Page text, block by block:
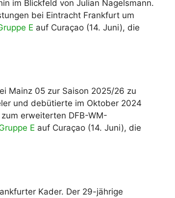
im Blickfeld von Julian Nagelsmann.
bei Eintracht Frankfurt um
E auf Curaçao (14. Juni), die
Mainz 05 zur Saison 2025/26 zu
und debütierte im Oktober 2024
erweiterten DFB-WM-
E auf Curaçao (14. Juni), die
Kader. Der 29-jährige